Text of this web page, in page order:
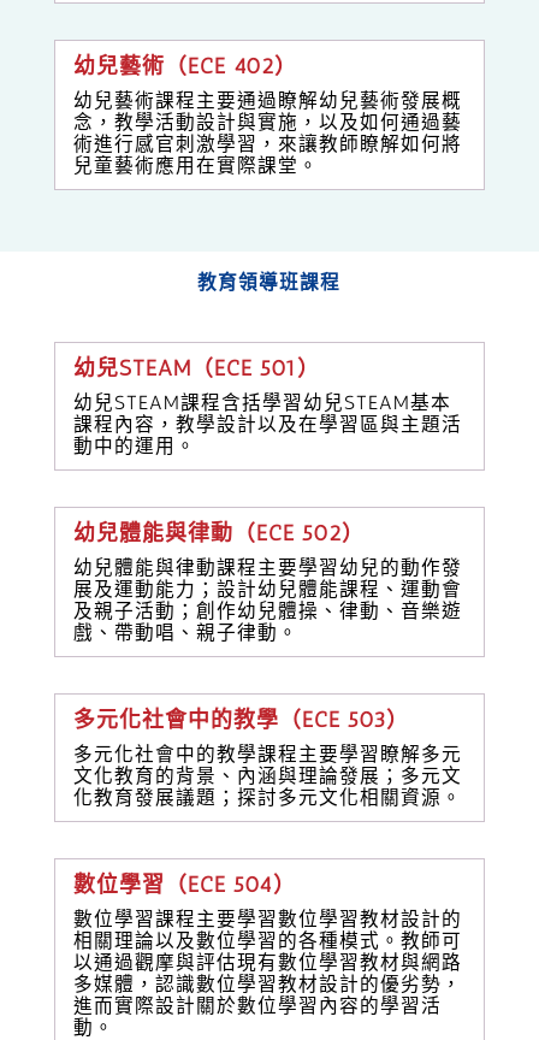
幼兒藝術（ECE 402）
幼兒藝術課程主要通過瞭解幼兒藝術發展概
念，教學活動設計與實施，以及如何通過藝
術進行感官刺激學習，來讓教師瞭解如何將
兒童藝術應用在實際課堂。
教育領導班課程
幼兒STEAM（ECE 501）
幼兒STEAM課程含括學習幼兒STEAM基本
課程內容，教學設計以及在學習區與主題活
動中的運用。
幼兒體能與律動（ECE 502）
幼兒體能與律動課程主要學習幼兒的動作發
展及運動能力；設計幼兒體能課程、運動會
及親子活動；創作幼兒體操、律動、音樂遊
戲、帶動唱、親子律動。
多元化社會中的教學（ECE 503）
多元化社會中的教學課程主要學習瞭解多元
文化教育的背景、內涵與理論發展；多元文
化教育發展議題；探討多元文化相關資源。
數位學習（ECE 504）
數位學習課程主要學習數位學習教材設計的
相關理論以及數位學習的各種模式。教師可
以通過觀摩與評估現有數位學習教材與網路
多媒體，認識數位學習教材設計的優劣勢，
進而實際設計關於數位學習內容的學習活
動。